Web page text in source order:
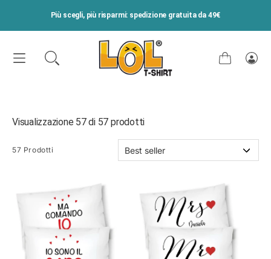
Più scegli, più risparmi: spedizione gratuita da 49€
Carrello
Visualizzazione 57 di 57 prodotti
57 Prodotti